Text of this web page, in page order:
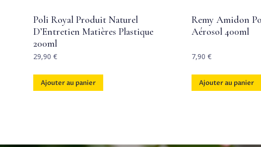
Poli Royal Produit Naturel
D’Entretien Matières Plastique
200ml
29,90€
Ajouter au panier
Remy Amidon
Aérosol 400ml
7,90€
Ajouter au panier